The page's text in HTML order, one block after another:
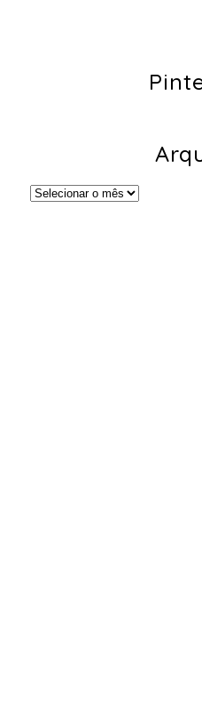
Arquivo